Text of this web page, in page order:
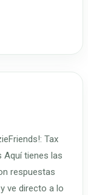
Tax
Aquí tienes las
respuestas
ve directo a lo